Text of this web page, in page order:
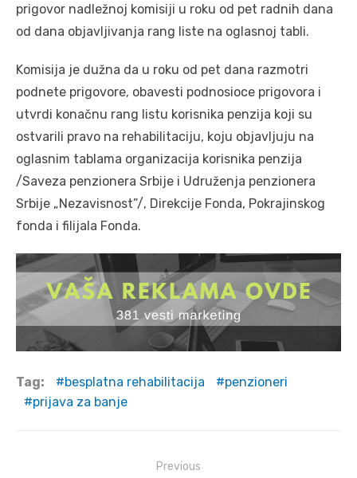
prigovor nadležnoj komisiji u roku od pet radnih dana
od dana objavljivanja rang liste na oglasnoj tabli.
Komisija je dužna da u roku od pet dana razmotri
podnete prigovore, obavesti podnosioce prigovora i
utvrdi konačnu rang listu korisnika penzija koji su
ostvarili pravo na rehabilitaciju, koju objavljuju na
oglasnim tablama organizacija korisnika penzija
/Saveza penzionera Srbije i Udruženja penzionera
Srbije „Nezavisnost”/, Direkcije Fonda, Pokrajinskog
fonda i filijala Fonda.
Tag: besplatna rehabilitacija
penzioneri
prijava za banje
Previous